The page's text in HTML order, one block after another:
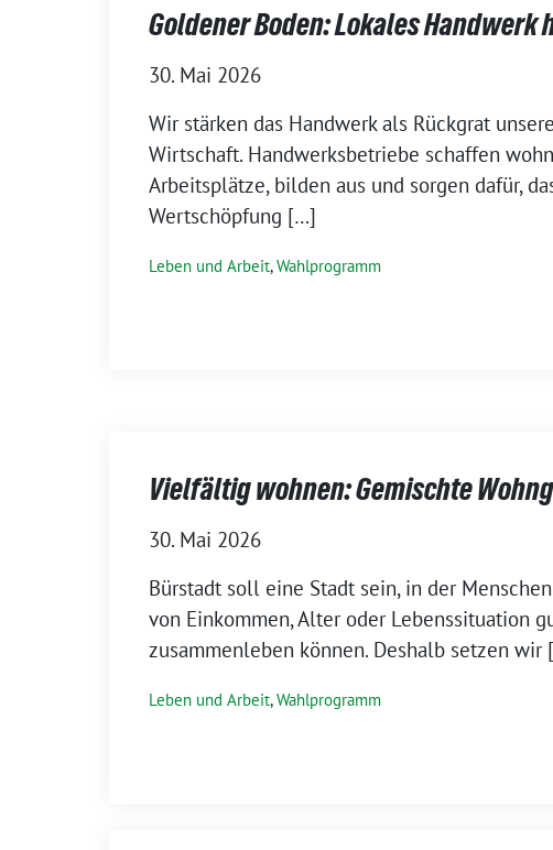
Goldener Boden: Lokales Handwerk
30. Mai 2026
Wir stärken das Handwerk als Rückgrat
Wirtschaft. Handwerksbetriebe schaffen
Arbeitsplätze, bilden aus und sorgen dafür,
Wertschöpfung […]
Leben und Arbeit,Wahlprogramm
Vielfältig wohnen: Gemischte
30. Mai 2026
Bürstadt soll eine Stadt sein, in der
von Einkommen, Alter oder Lebenssituation
zusammenleben können. Deshalb setzen wir
Leben und Arbeit,Wahlprogramm